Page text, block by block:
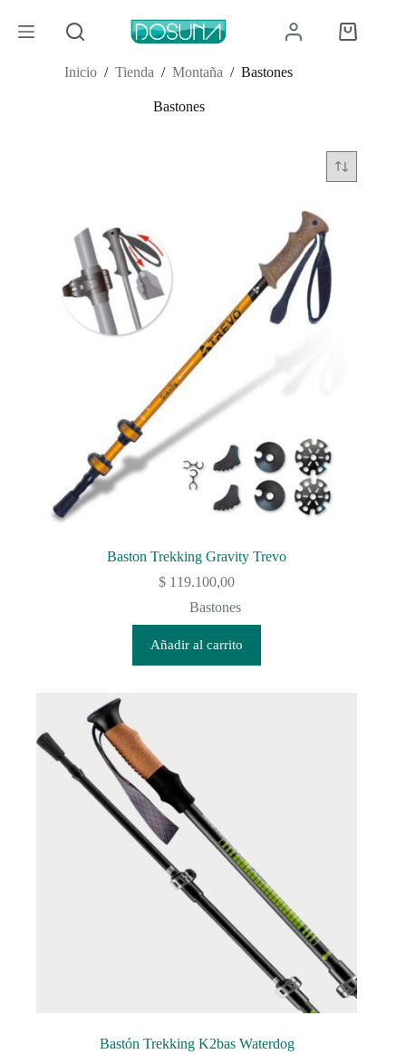
contenido
Carro
de
Inicio / Tienda / Montaña / Bastones
Bastones
Baston Trekking Gravity Trevo
$ 119.100,00
Bastones
Añadir al carrito
Bastón Trekking K2bas Waterdog